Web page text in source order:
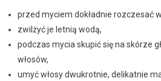
przed myciem dokładnie rozczesać
zwilżyć je letnią wodą,
podczas mycia skupić się na skórze
włosów,
umyć włosy dwukrotnie, delikatnie